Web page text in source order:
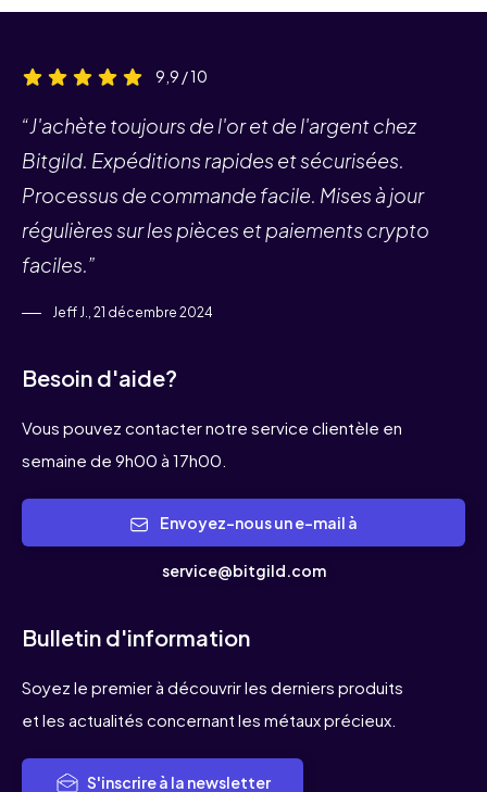
9,9 / 10
“J'achète toujours de l'or et de l'argent chez
Bitgild. Expéditions rapides et sécurisées.
Processus de commande facile. Mises à jour
régulières sur les pièces et paiements crypto
faciles.”
Jeff J., 21 décembre 2024
Besoin d'aide?
Vous pouvez contacter notre service clientèle en
semaine de 9h00 à 17h00.
service@bitgild.com
Bulletin d'information
Soyez le premier à découvrir les derniers produits
et les actualités concernant les métaux précieux.
S'inscrire à la newsletter